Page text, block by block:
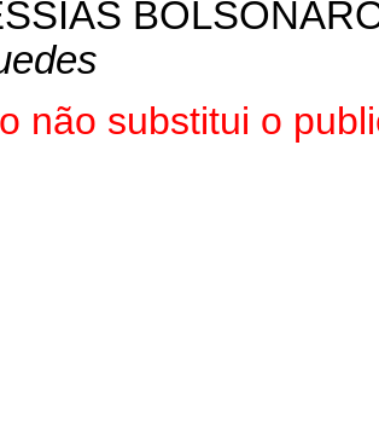
não substitui o